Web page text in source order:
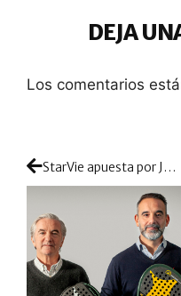
DEJA
Los comentarios
StarVie apuesta por José Antonio Galán como Director Comercial para fortalecer su posición de liderazgo en el mercado del pádel